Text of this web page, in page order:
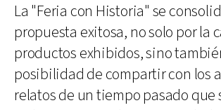
La "Feria con Historia" se
propuesta exitosa, no solo por la
productos exhibidos, sino
posibilidad de compartir con los
relatos de un tiempo pasado que